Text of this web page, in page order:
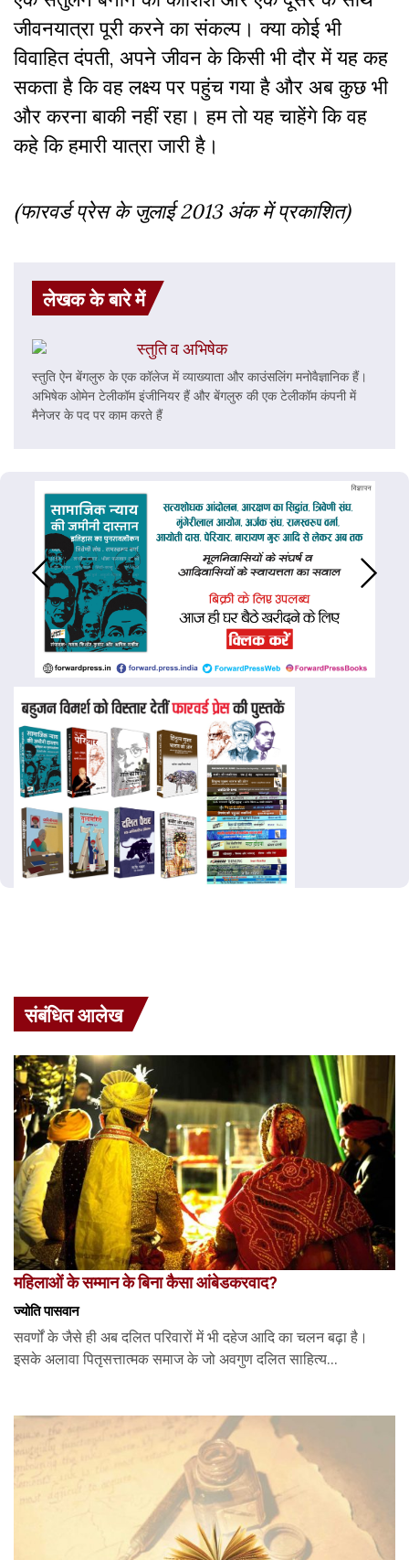
जीवनयात्रा पूरी करने का संकल्प। क्या कोई भी
विवाहित दंपती, अपने जीवन के किसी भी दौर में यह कह
सकता है कि वह लक्ष्य पर पहुंच गया है और अब कुछ भी
और करना बाकी नहीं रहा। हम तो यह चाहेंगे कि वह
कहे कि हमारी यात्रा जारी है।
(फारवर्ड प्रेस के जुलाई 2013 अंक में प्रकाशित)
लेखक के बारे में
स्तुति व अभिषेक
स्तुति ऐन बेंगलुरु के एक कॉलेज में व्याख्याता और काउंसलिंग मनोवैज्ञानिक हैं।
अभिषेक ओमेन टेलीकॉम इंजीनियर हैं और बेंगलुरु की एक टेलीकॉम कंपनी में
मैनेजर के पद पर काम करते हैं
संबंधित आलेख
महिलाओं के सम्मान के बिना कैसा आंबेडकरवाद?
ज्योति पासवान
सवर्णों के जैसे ही अब दलित परिवारों में भी दहेज आदि का चलन बढ़ा है।
इसके अलावा पितृसत्तात्मक समाज के जो अवगुण दलित साहित्य...